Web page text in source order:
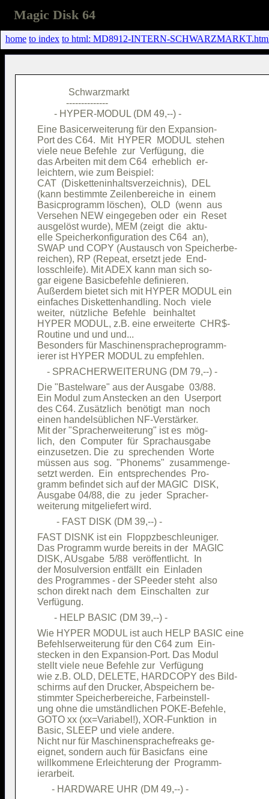
Magic Disk 64
home to index to html: MD8912-INTERN-
             Schwarzmarkt
            --------------
Eine Basicerweiterung für den Expansion-
Port des C64.  Mit  HYPER  MODUL  stehen
viele neue Befehle  zur  Verfügung,  die
das Arbeiten mit dem C64  erheblich  er-
leichtern, wie zum Beispiel:
CAT  (Disketteninhaltsverzeichnis),  DEL
(kann bestimmte Zeilenbereiche in  einem
Basicprogramm löschen),  OLD  (wenn  aus
Versehen NEW eingegeben oder  ein  Reset
ausgelöst wurde), MEM (zeigt  die  aktu-
elle Speicherkonfiguration des C64  an),
SWAP und COPY (Austausch von Speicherbe-
reichen), RP (Repeat, ersetzt jede  End-
losschleife). Mit ADEX kann man sich so-
gar eigene Basicbefehle definieren.
Außerdem bietet sich mit HYPER MODUL ein
einfaches Diskettenhandling. Noch  viele
weiter,  nützliche  Befehle   beinhaltet
HYPER MODUL, z.B. eine erweiterte  CHR$-
Routine und und und...
Besonders für Maschinenspracheprogramm-
Die "Bastelware" aus der Ausgabe  03/88.
Ein Modul zum Anstecken an den  Userport
des C64. Zusätzlich  benötigt  man  noch
einen handelsüblichen NF-Verstärker.
Mit der "Spracherweiterung" ist es  mög-
lich,  den  Computer  für  Sprachausgabe
einzusetzen. Die  zu  sprechenden  Worte
müssen aus  sog.  "Phonems"  zusammenge-
setzt werden.  Ein  entsprechendes  Pro-
gramm befindet sich auf der MAGIC  DISK,
Ausgabe 04/88, die  zu  jeder  Spracher-
FAST DISNK ist ein  Floppzbeschleuniger.
Das Programm wurde bereits in der  MAGIC
DISK, AUsgabe  5/88  veröffentlicht.  In
der Mosulversion entfällt  ein  Einladen
des Programmes - der SPeeder steht  also
schon direkt nach  dem  Einschalten  zur
Wie HYPER MODUL ist auch HELP BASIC eine
Befehlserweiterung für den C64 zum  Ein-
stecken in den Expansion-Port. Das Modul
stellt viele neue Befehle zur  Verfügung
wie z.B. OLD, DELETE, HARDCOPY des Bild-
schirms auf den Drucker, Abspeichern be-
stimmter Speicherbereiche, Farbeinstell-
ung ohne die umständlichen POKE-Befehle,
GOTO xx (xx=Variabel!), XOR-Funktion  in
Basic, SLEEP und viele andere.
Nicht nur für Maschinensprachefreaks ge-
eignet, sondern auch für Basicfans  eine
willkommene Erleichterung der  Programm-